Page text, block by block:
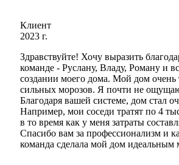
Клиент
2023 г.
Здравствуйте! Хочу выразить
команде - Руслану, Владу, Роману и
создании моего дома. Мой дом
сильных морозов. Я почти не
Благодаря вашей системе, дом стал
Например, мои соседи тратят по 4
в то время как у меня затраты
Спасибо вам за профессионализм и
команда сделала мой дом идеальным